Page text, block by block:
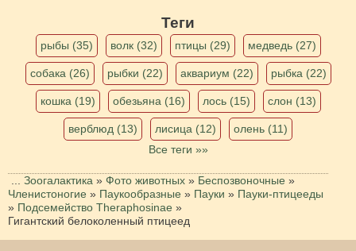
Теги
рыбы (35) волк (32) птицы (29) медведь (27)
собака (26) рыбки (22) аквариум (22) рыбка (22)
кошка (19) обезьяна (16) лось (15) слон (13)
верблюд (13) лисица (12)
олень (11)
Все теги »»
... Зоогалактика » Фото животных » Беспозвоночные »
Членистоногие » Паукообразные » Пауки » Пауки-птицееды
» Подсемейство Theraphosinae »
Гигантский белоколенный птицеед